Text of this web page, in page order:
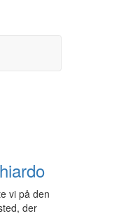
vi på den
der